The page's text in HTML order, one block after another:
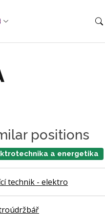
positions
a energetika
technik - elektro